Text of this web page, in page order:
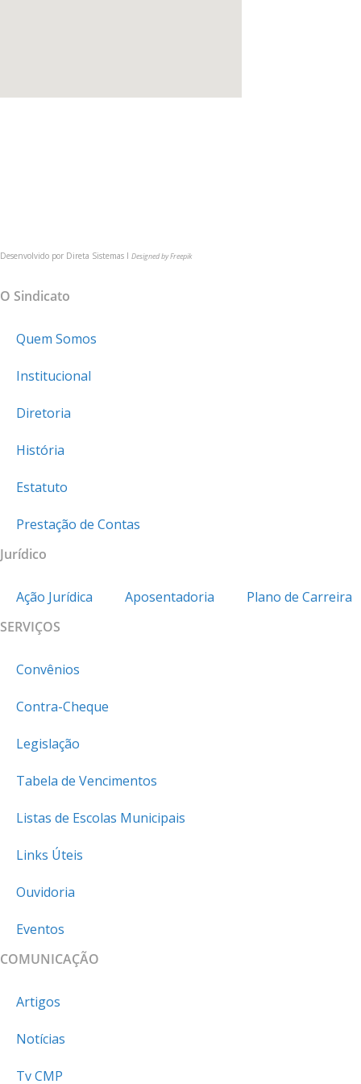
Desenvolvido por Direta Sistemas I Designed by Freepik
MAPA DO SITE
O Sindicato
Quem Somos
Institucional
Diretoria
História
Estatuto
Prestação de Contas
Jurídico
Ação Jurídica Aposentadoria Plano de Carreira
SERVIÇOS
Convênios
Contra-Cheque
Legislação
Tabela de Vencimentos
Listas de Escolas Municipais
Links Úteis
Ouvidoria
Eventos
COMUNICAÇÃO
Artigos
Notícias
Tv CMP